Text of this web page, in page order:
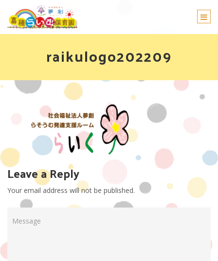
raikulogo202209
Leave a Reply
Your email address will not be published.